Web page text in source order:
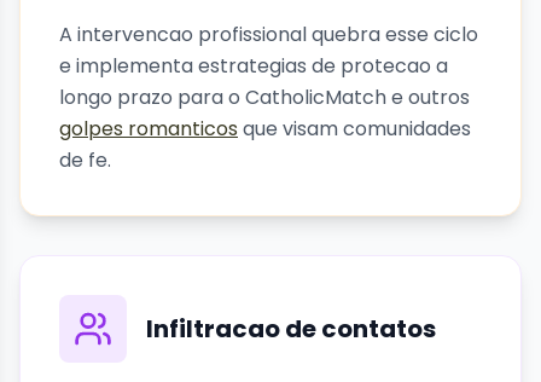
A intervencao profissional quebra esse ciclo
e implementa estrategias de protecao a
longo prazo para o CatholicMatch e outros
golpes romanticos que visam comunidades
de fe.
Infiltracao de contatos